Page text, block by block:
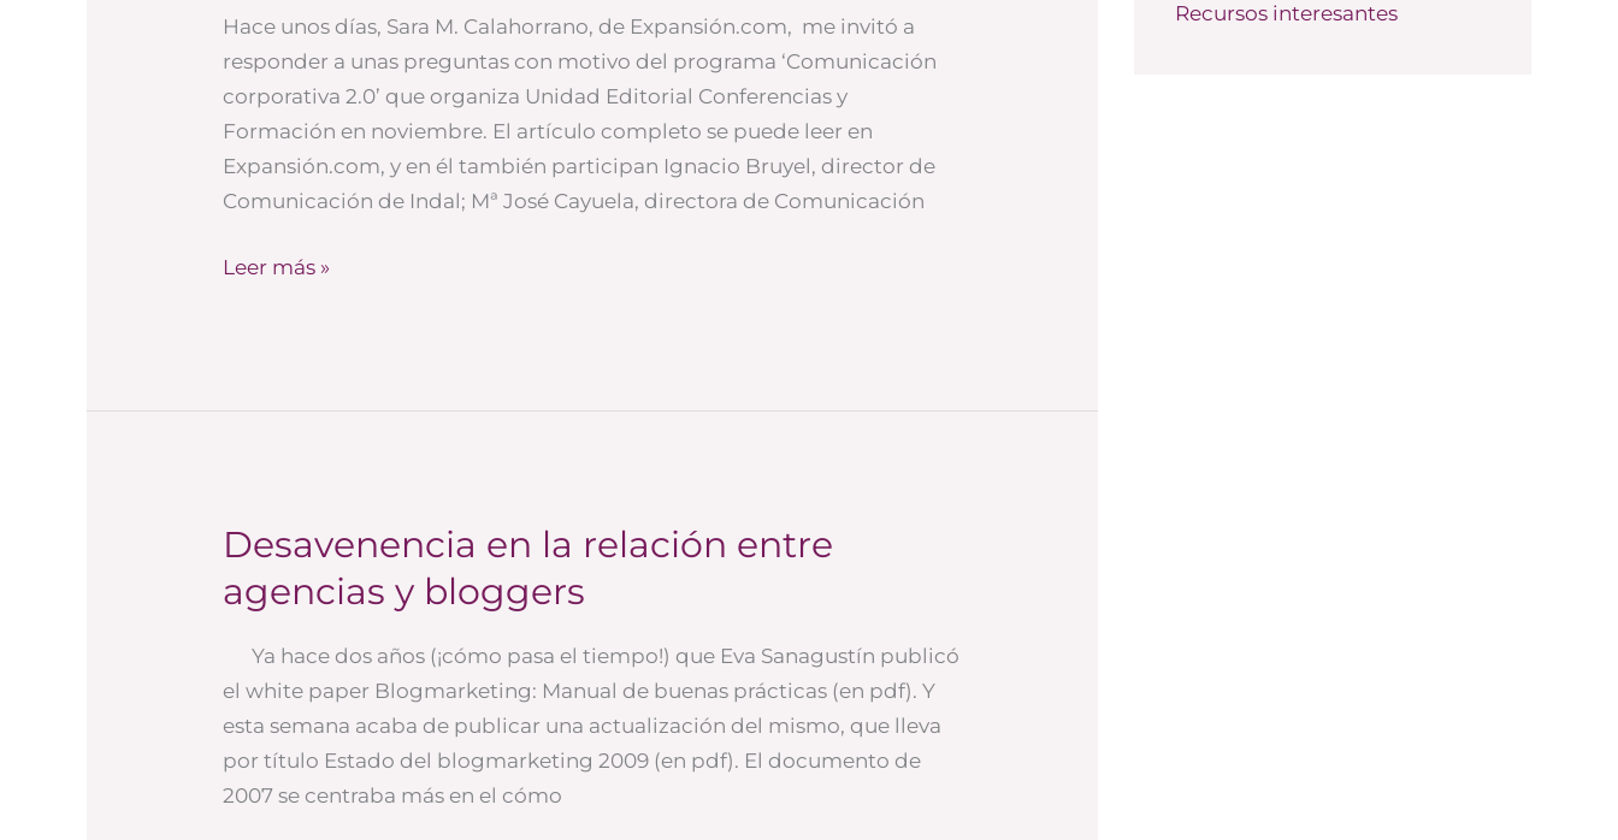
Hace unos días, Sara M. Calahorrano, de Expansión.com, me invitó a
responder a unas preguntas con motivo del programa ‘Comunicación
corporativa 2.0’ que organiza Unidad Editorial Conferencias y
Formación en noviembre. El artículo completo se puede leer en
Expansión.com, y en él también participan Ignacio Bruyel, director de
Comunicación de Indal; Mª José Cayuela, directora de Comunicación
comunicación
Leer más »
Desavenencia en la relación entre
agencias y bloggers
Ya hace dos años (¡cómo pasa el tiempo!) que Eva Sanagustín publicó
el white paper Blogmarketing: Manual de buenas prácticas (en pdf). Y
esta semana acaba de publicar una actualización del mismo, que lleva
por título Estado del blogmarketing 2009 (en pdf). El documento de
2007 se centraba más en el cómo
Desavenencia
la
agencias
bloggers
Recursos interesantes